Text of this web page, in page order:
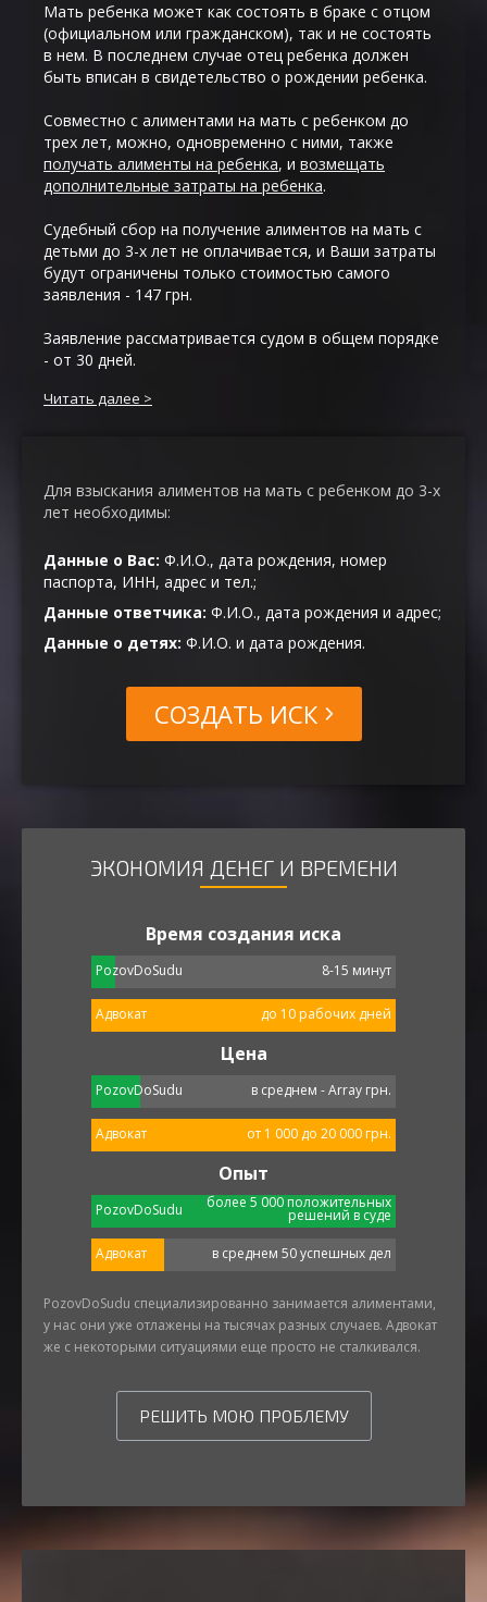
Мать ребенка может как состоять в браке с отцом
(официальном или гражданском), так и не состоять
в нем. В последнем случае отец ребенка должен
быть вписан в свидетельство о рождении ребенка.
Совместно с алиментами на мать с ребенком до
трех лет, можно, одновременно с ними, также
получать алименты на ребенка, и возмещать
дополнительные затраты на ребенка.
Судебный сбор на получение алиментов на мать с
детьми до 3-х лет не оплачивается, и Ваши затраты
будут ограничены только стоимостью самого
заявления - 147 грн.
Заявление рассматривается судом в общем порядке
- от 30 дней.
Читать далее
Для взыскания алиментов на мать с ребенком до 3-х
лет необходимы:
Данные о Вас: Ф.И.О., дата рождения, номер
паспорта, ИНН, адрес и тел.;
Данные ответчика: Ф.И.О., дата рождения и адрес;
Данные о детях: Ф.И.О. и дата рождения.
СОЗДАТЬ ИСК
ЭКОНОМИЯ ДЕНЕГ И ВРЕМЕНИ
Время создания иска
PozovDoSudu 8-15 минут
Адвокат до 10 рабочих дней
Цена
PozovDoSudu в среднем - Array грн.
Адвокат от 1 000 до 20 000 грн.
Опыт
PozovDoSudu более 5 000 положительных
решений в суде
Адвокат в среднем 50 успешных дел
PozovDoSudu специализированно занимается алиментами,
у нас они уже отлажены на тысячах разных случаев. Адвокат
же с некоторыми ситуациями еще просто не сталкивался.
РЕШИТЬ МОЮ ПРОБЛЕМУ